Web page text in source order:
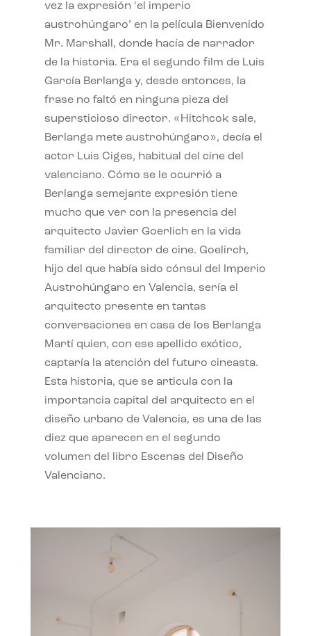
vez la expresión ‘el imperio
austrohúngaro’ en la película Bienvenido
Mr. Marshall, donde hacía de narrador
de la historia. Era el segundo film de Luis
García Berlanga y, desde entonces, la
frase no faltó en ninguna pieza del
supersticioso director. «Hitchcok sale,
Berlanga mete austrohúngaro», decía el
actor Luis Ciges, habitual del cine del
valenciano. Cómo se le ocurrió a
Berlanga semejante expresión tiene
mucho que ver con la presencia del
arquitecto Javier Goerlich en la vida
familiar del director de cine. Goelirch,
hijo del que había sido cónsul del Imperio
Austrohúngaro en Valencia, sería el
arquitecto presente en tantas
conversaciones en casa de los Berlanga
Martí quien, con ese apellido exótico,
captaría la atención del futuro cineasta.
Esta historia, que se articula con la
importancia capital del arquitecto en el
diseño urbano de Valencia, es una de las
diez que aparecen en el segundo
volumen del libro Escenas del Diseño
Valenciano.